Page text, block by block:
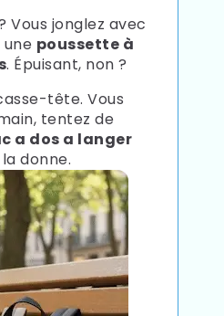
Vous jonglez avec
une poussette à
. Épuisant, non ?
tête. Vous
tentez de
a dos a langer
donne.